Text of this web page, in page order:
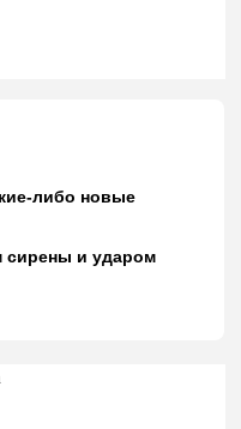
либо новые
сирены и ударом